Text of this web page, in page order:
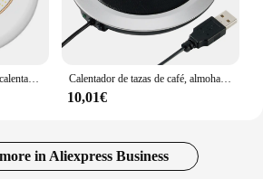
Calentador de tazas de café, almohadilla calefactora de agua y leche, esterilla cálida, posavasos de temperatura constante, 110/220V, enchufe europeo
10,01€
in Aliexpress Business